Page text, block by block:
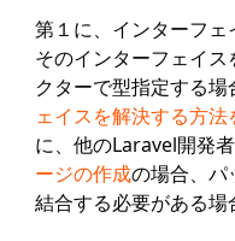
第１に、インターフェ
そのインターフェイ
クターで型指定する場
ェイスを解決する方法
に、他のLaravel開発
ージの作成の場合、パ
結合する必要がある場